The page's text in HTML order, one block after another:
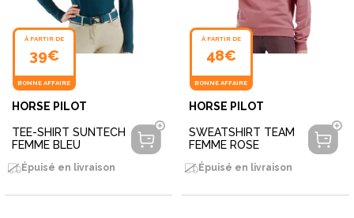
À PARTIR DE
39€
BONNE AFFAIRE
HORSE PILOT
TEE-SHIRT SUNTECH
FEMME BLEU
Épuisé en livraison
À PARTIR DE
48€
BONNE AFFAIRE
HORSE PILOT
SWEATSHIRT TEAM
FEMME ROSE
Épuisé en livraison